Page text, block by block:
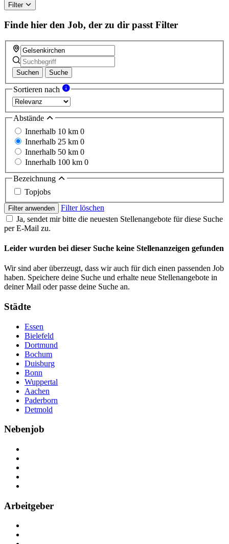
Filter
Finde hier den Job, der zu dir passt Filter
Suchen Suche
Sortieren nach
Abstände
Innerhalb 10 km 0
Innerhalb 25 km 0
Innerhalb 50 km 0
Innerhalb 100 km 0
Bezeichnung
Topjobs
Filter anwenden
Filter löschen
Ja, sendet mir bitte die neuesten Stellenangebote für diese Suche
per E-Mail zu.
Leider wurden bei dieser Suche keine Stellenanzeigen gefunden
Wir sind aber überzeugt, dass wir auch für dich einen passenden Job
haben. Speichere deine Suche und erhalte neue Stellenangebote in
deiner Mail oder passe deine Suche an.
Städte
Essen
Bielefeld
Dortmund
Bochum
Duisburg
Bonn
Wuppertal
Aachen
Paderborn
Detmold
Nebenjob
Arbeitgeber